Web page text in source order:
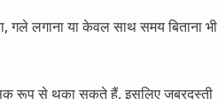
गले लगाना या केवल साथ समय बिताना भी
रूप से थका सकते हैं, इसलिए जबरदस्ती